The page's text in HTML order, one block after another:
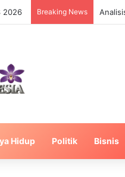
2026 Breaking News
Hidup Politik Bisnis